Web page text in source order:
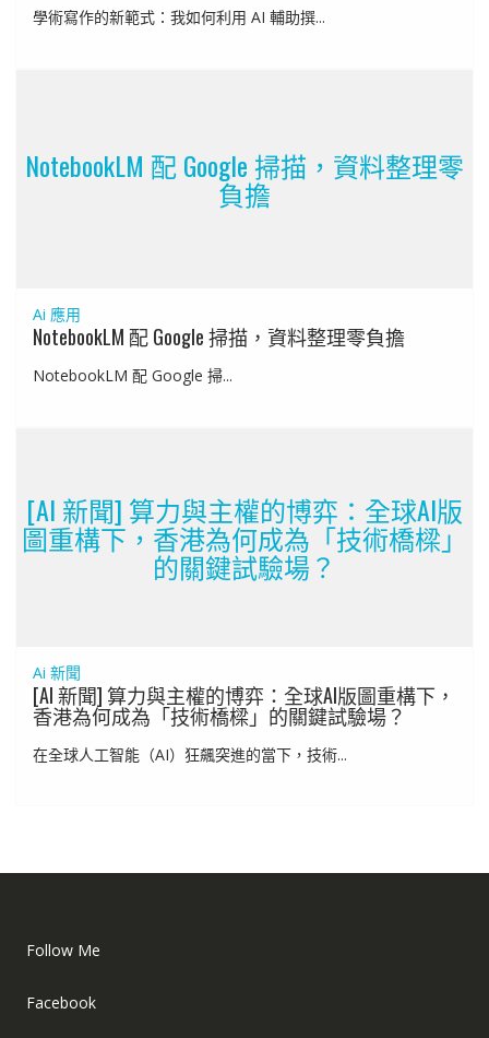
學術寫作的新範式：我如何利用 AI 輔助撰...
NotebookLM 配 Google 掃描，資料整理零
負擔
Ai 應用
NotebookLM 配 Google 掃描，資料整理零負擔
NotebookLM 配 Google 掃...
[AI 新聞] 算力與主權的博弈：全球AI版
圖重構下，香港為何成為「技術橋樑」
的關鍵試驗場？
Ai 新聞
[AI 新聞] 算力與主權的博弈：全球AI版圖重構下，
香港為何成為「技術橋樑」的關鍵試驗場？
在全球人工智能（AI）狂飆突進的當下，技術...
Follow Me
Facebook